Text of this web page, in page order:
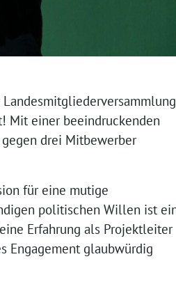
Mit einer beeindruckenden
drei Mitbewerber
für eine mutige
politischen Willen ist
Erfahrung als Projektleiter
Engagement glaubwürdig